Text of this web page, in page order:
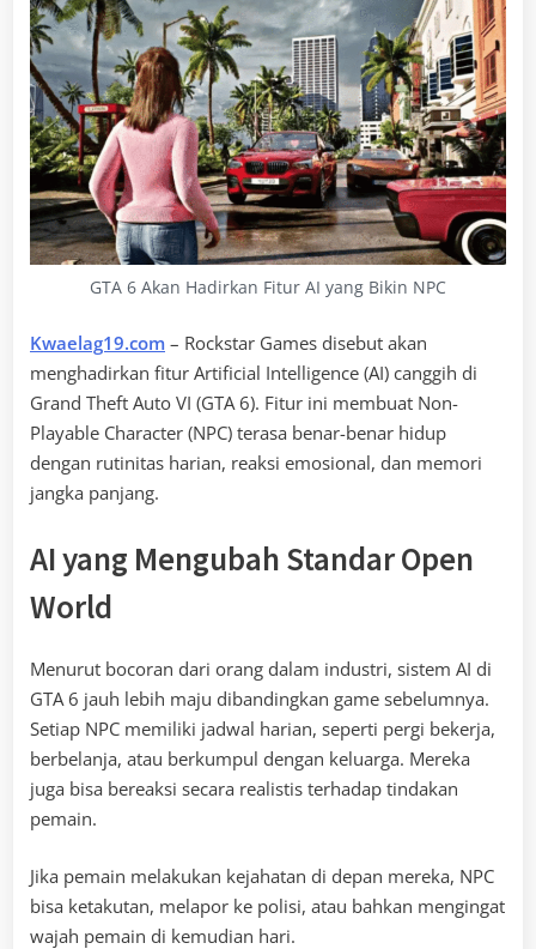
GTA 6 Akan Hadirkan Fitur AI yang Bikin NPC
Kwaelag19.com – Rockstar Games disebut akan
menghadirkan fitur Artificial Intelligence (AI) canggih di
Grand Theft Auto VI (GTA 6). Fitur ini membuat Non-
Playable Character (NPC) terasa benar-benar hidup
dengan rutinitas harian, reaksi emosional, dan memori
jangka panjang.
AI yang Mengubah Standar Open
World
Menurut bocoran dari orang dalam industri, sistem AI di
GTA 6 jauh lebih maju dibandingkan game sebelumnya.
Setiap NPC memiliki jadwal harian, seperti pergi bekerja,
berbelanja, atau berkumpul dengan keluarga. Mereka
juga bisa bereaksi secara realistis terhadap tindakan
pemain.
Jika pemain melakukan kejahatan di depan mereka, NPC
bisa ketakutan, melapor ke polisi, atau bahkan mengingat
wajah pemain di kemudian hari.